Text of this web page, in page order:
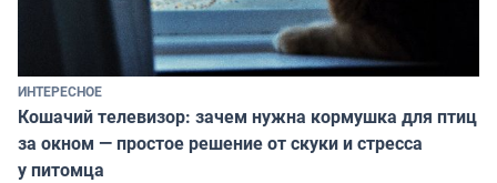
ИНТЕРЕСНОЕ
Кошачий телевизор: зачем нужна кормушка для птиц
за окном — простое решение от скуки и стресса
у питомца